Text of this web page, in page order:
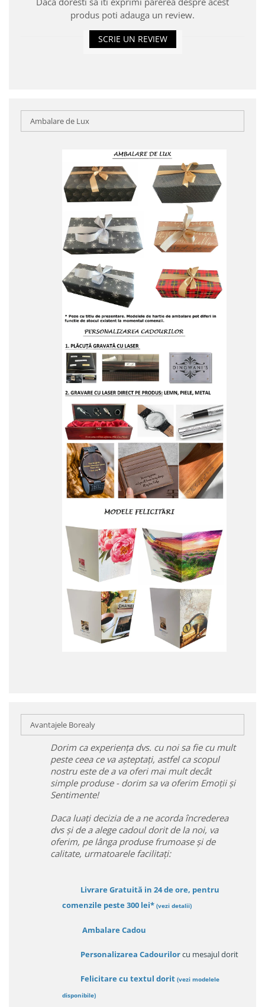
produs poti adauga un review.
SCRIE UN REVIEW
Ambalare de Lux
Avantajele Borealy
Dorim ca experiența dvs. cu noi sa fie cu mult
peste ceea ce va așteptați, astfel ca scopul
nostru este de a va oferi mai mult decât
simple produse - dorim sa va oferim Emoții și
Sentimente!
Daca luați decizia de a ne acorda încrederea
dvs și de a alege cadoul dorit de la noi, va
oferim, pe lânga produse frumoase și de
calitate, urmatoarele facilitați:
Livrare Gratuită in 24 de ore, pentru
comenzile peste 300 lei* (vezi detalii)
Ambalare Cadou
Personalizarea Cadourilorcu mesajul dorit
Felicitare cu textul dorit (vezi modelele
disponibile)